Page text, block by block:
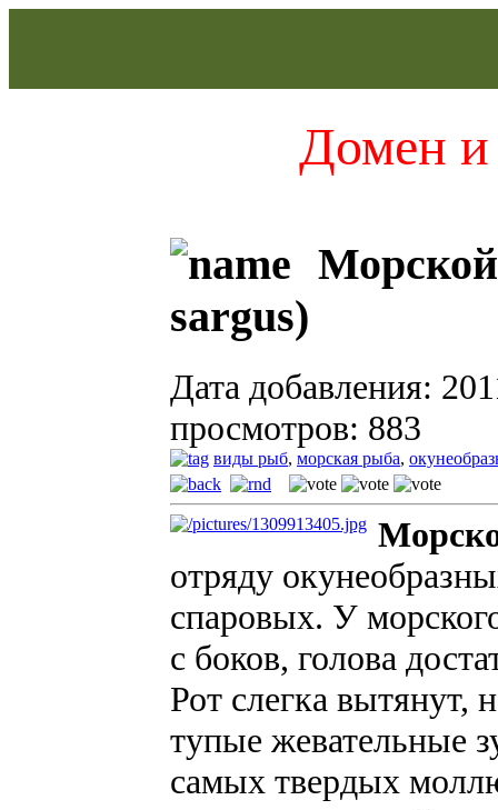
Домен и
sargus)
Дата добавления:
просмотров: 883
виды рыб, морская рыба,
отряду
спаровых. У
с боков, голова
Рот слегка вытянут,
тупые жевательные
самых твердых